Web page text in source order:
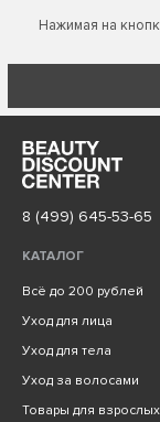
Нажимая на
8 (499) 645-53-65
КАТАЛОГ
Всё до 200 рублей
Уход для лица
Уход для тела
Уход за волосами
Товары для взрослых